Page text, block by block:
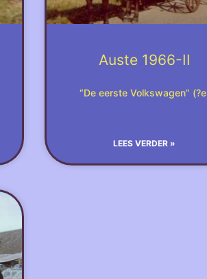
Auste 1966-II
“De eerste Volkswagen”
LEES VERDER »